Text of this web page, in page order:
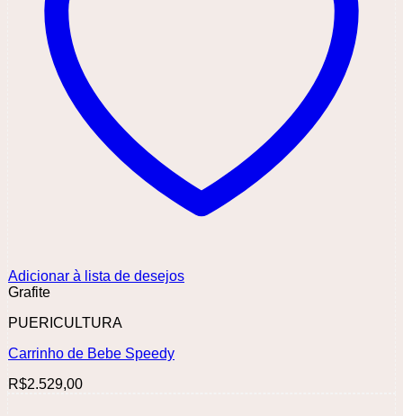
Adicionar à lista de desejos
Grafite
PUERICULTURA
Carrinho de Bebe Speedy
R$2.529,00